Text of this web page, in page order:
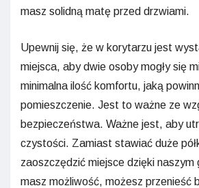
masz solidną matę przed drzwiami.
Upewnij się, że w korytarzu jest
miejsca, aby dwie osoby mogły się
minimalna ilość komfortu, jaką
pomieszczenie. Jest to ważne ze
bezpieczeństwa. Ważne jest, aby
czystości. Zamiast stawiać duże
zaoszczędzić miejsce dzięki
masz możliwość, możesz przenieść